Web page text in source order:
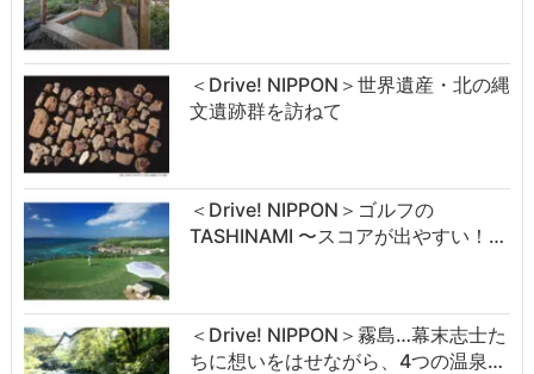
＜Drive! NIPPON＞世界遺産・北の縄
文遺跡群を訪ねて
＜Drive! NIPPON＞ゴルフの
TASHINAMI 〜スコアが出やすい！…
＜Drive! NIPPON＞霧島…幕末志士た
ちに想いをはせながら、4つの温泉…